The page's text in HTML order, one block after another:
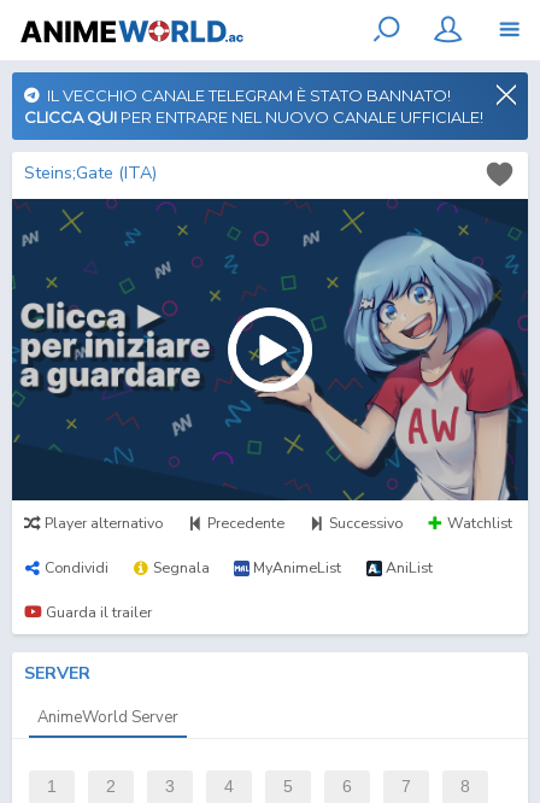
IL VECCHIO CANALE TELEGRAM È STATO BANNATO!
CLICCA QUI PER ENTRARE NEL NUOVO CANALE UFFICIALE!
Steins;Gate (ITA)
Player alternativo Precedente Successivo Watchlist
Condividi Segnala MyAnimeList AniList
Guarda il trailer
SERVER
AnimeWorld Server
1 2 3 4 5 6 7 8